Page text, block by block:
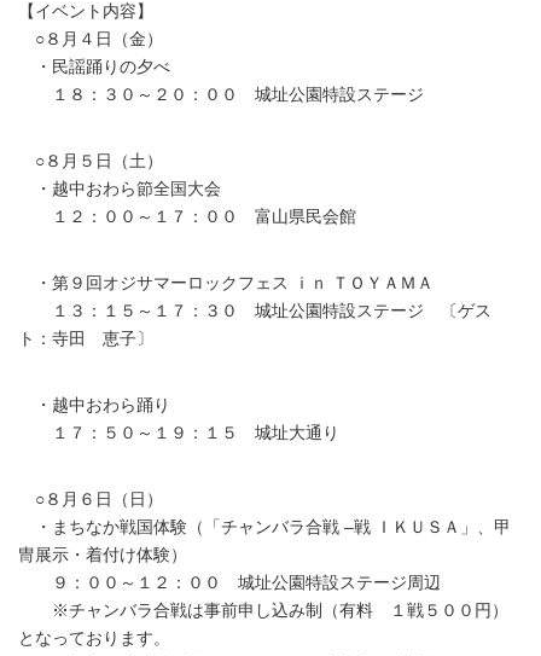
【イベント内容】
○８月４日（金）
・民謡踊りの夕べ
１８：３０～２０：００ 城址公園特設ステージ
○８月５日（土）
・越中おわら節全国大会
１２：００～１７：００ 富山県民会館
・第９回オジサマーロックフェス ｉｎ ＴＯＹＡＭＡ
１３：１５～１７：３０ 城址公園特設ステージ 〔ゲス
ト：寺田 恵子〕
・越中おわら踊り
１７：５０～１９：１５ 城址大通り
○８月６日（日）
・まちなか戦国体験（「チャンバラ合戦 –戦 ＩＫＵＳＡ」、甲
冑展示・着付け体験）
９：００～１２：００ 城址公園特設ステージ周辺
※チャンバラ合戦は事前申し込み制（有料 １戦５００円）
となっております。